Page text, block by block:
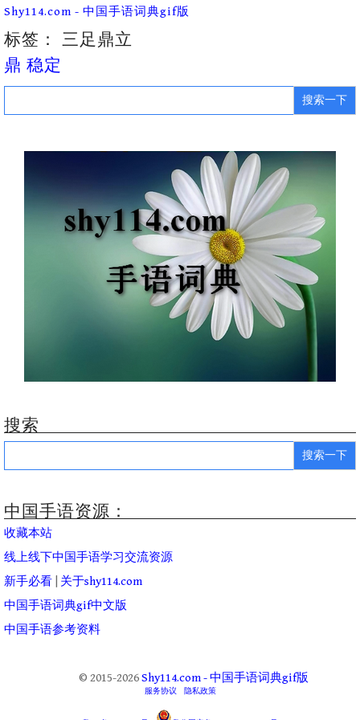
Skip
content
Shy114.com - 中国手语词典gif版
标签： 三足鼎立
鼎 稳定
Search
搜索
Search
中国手语资源：
收藏本站
线上线下中国手语学习交流资源
新手必看
关于shy114.com
中国手语词典gif中文版
中国手语参考资料
© 2015-2026Shy114.com - 中国手语词典gif版
服务协议 隐私政策